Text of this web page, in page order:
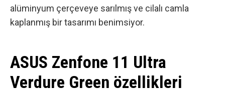
alüminyum çerçeveye sarılmış ve cilalı camla
kaplanmış bir tasarımı benimsiyor.
ASUS Zenfone 11 Ultra
Verdure Green özellikleri